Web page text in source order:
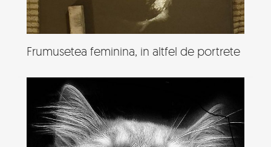
Frumusetea feminina, in altfel de portrete